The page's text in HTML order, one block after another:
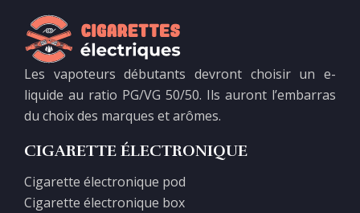
Les vapoteurs débutants devront choisir un e-
liquide au ratio PG/VG 50/50. Ils auront l’embarras
du choix des marques et arômes.
CIGARETTE ÉLECTRONIQUE
Cigarette électronique pod
Cigarette électronique box